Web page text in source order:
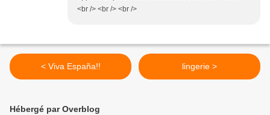
<br /> <br /> <br />
< Viva España!! lingerie >
Hébergé par Overblog